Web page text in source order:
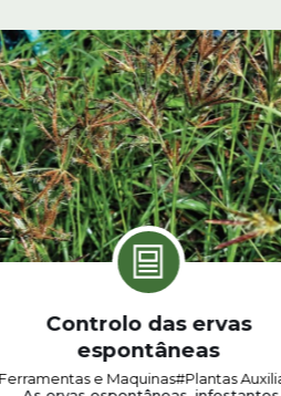
Controlo das ervas
espontâneas
e Maquinas#Plantas